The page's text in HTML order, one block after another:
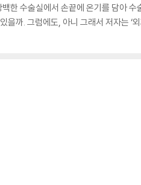
한 수술실에서 손끝에 온기를 담아
까. 그럼에도, 아니 그래서 저자는 ‘